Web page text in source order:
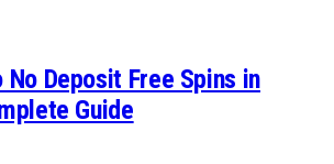
No Deposit Free Spins in
Guide